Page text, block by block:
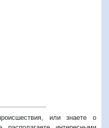
или знаете о